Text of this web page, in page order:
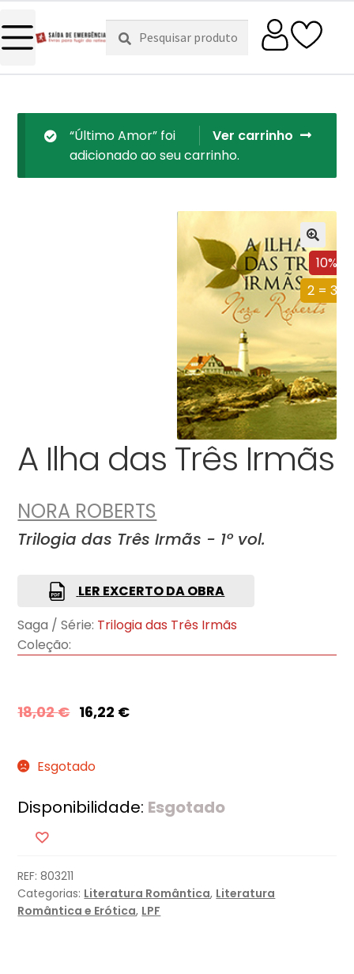
Pesquisar
por:
Pesquisa
Ver carrinho
“Último Amor” foi
adicionado ao seu carrinho.
10%
2 = 3
A Ilha das Três Irmãs
NORA ROBERTS
Trilogia das Três Irmãs - 1º vol.
LER EXCERTO DA OBRA
Saga / Série: Trilogia das Três Irmãs
Coleção:
18,02€ 16,22 €
Esgotado
Disponibilidade: Esgotado
REF:803211
Categorias: Literatura Romântica, Literatura
Romântica e Erótica, LPF